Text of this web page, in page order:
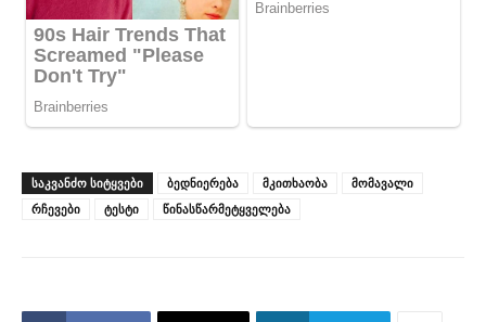
ᲡᲐᲙᲕᲐᲜᲫᲝ ᲡᲘᲢᲧᲕᲔᲑᲘ ბედნიერება მკითხაობა
მომავალი
რჩევები
ტესტი წინასწარმეტყველება